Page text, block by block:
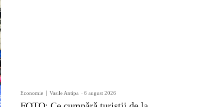
Economie Vasile Antipa - 6 august 2026